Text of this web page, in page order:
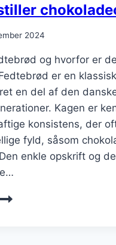
2024
og hvorfor er
er en
en del af den
Kagen er
konsistens, der
fyld, såsom
enkle opskrift og